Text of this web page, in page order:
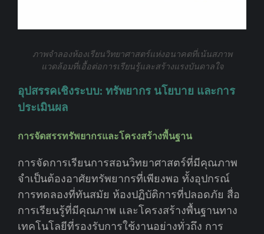
ภาพจำลองห้องเรียนวิทยาศาสตร์แห่งอนาคตที่เน้นสภาพ
แวดล้อมที่เอื้อต่อการเรียนรู้และสร้างแรงบันดาลใจ
อุปสรรคเชิงระบบ: ทรัพยากร นโยบาย และการ
ประเมินผล
การจัดสรรทรัพยากรและโครงสร้างพื้นฐาน
การจัดการเรียนการสอนวิทยาศาสตร์ที่มีคุณภาพ
จำเป็นต้องอาศัยทรัพยากรที่เพียงพอ ทั้งอุปกรณ์
การทดลองที่ทันสมัย ห้องปฏิบัติการที่ปลอดภัย สื่อ
การเรียนรู้ที่มีคุณภาพ และโครงสร้างพื้นฐานทาง
เทคโนโลยีที่รองรับการใช้งานอย่างทั่วถึง การ